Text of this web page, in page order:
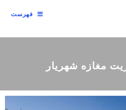
فهرست
مغازه شهریار